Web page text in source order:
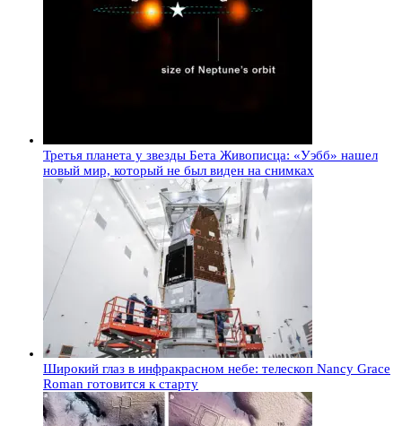
Третья планета у звезды Бета Живописца: «Уэбб» нашел
новый мир, который не был виден на снимках
Широкий глаз в инфракрасном небе: телескоп Nancy Grace
Roman готовится к старту